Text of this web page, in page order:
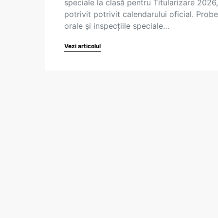
speciale la clasă pentru Titularizare 2026,
potrivit potrivit calendarului oficial.
orale și inspecțiile speciale…
Vezi articolul